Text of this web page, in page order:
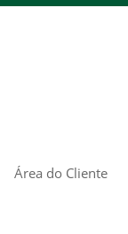
Área do Cliente